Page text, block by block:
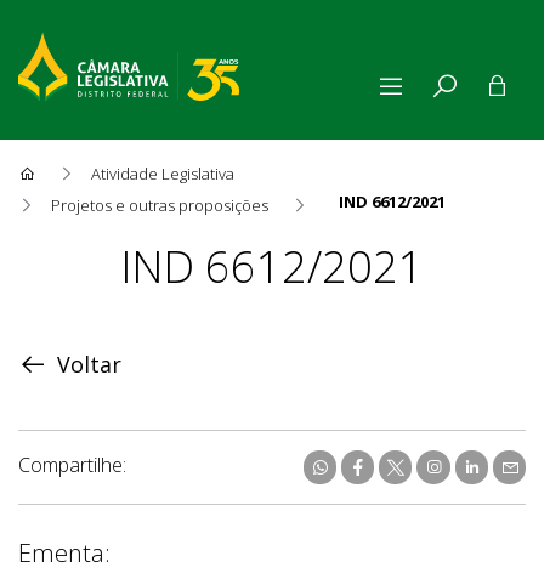
Atividade Legislativa
Projetos e outras proposições
IND 6612/2021
ProposiçãoIND 6612/2021
Voltar
Compartilhe:
Ementa: